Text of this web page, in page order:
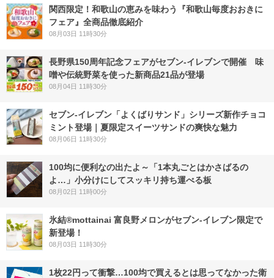
関西限定！和歌山の恵みを味わう『和歌山毎度おおきに
フェア』全商品徹底紹介
08月03日 11時30分
長野県150周年記念フェアがセブン-イレブンで開催 味
噌や伝統野菜を使った新商品21品が登場
08月04日 11時30分
セブン‐イレブン「よくばりサンド」シリーズ新作チョコ
ミント登場｜夏限定スイーツサンドの爽快な魅力
08月06日 11時30分
100均に便利なの出たよ～「1本丸ごとはかさばるの
よ…」小分けにしてスッキリ持ち運べる板
08月02日 11時00分
氷結®mottainai 富良野メロンがセブン‐イレブン限定で
新登場！
08月03日 11時30分
1枚22円って衝撃…100均で買えるとは思ってなかった衛